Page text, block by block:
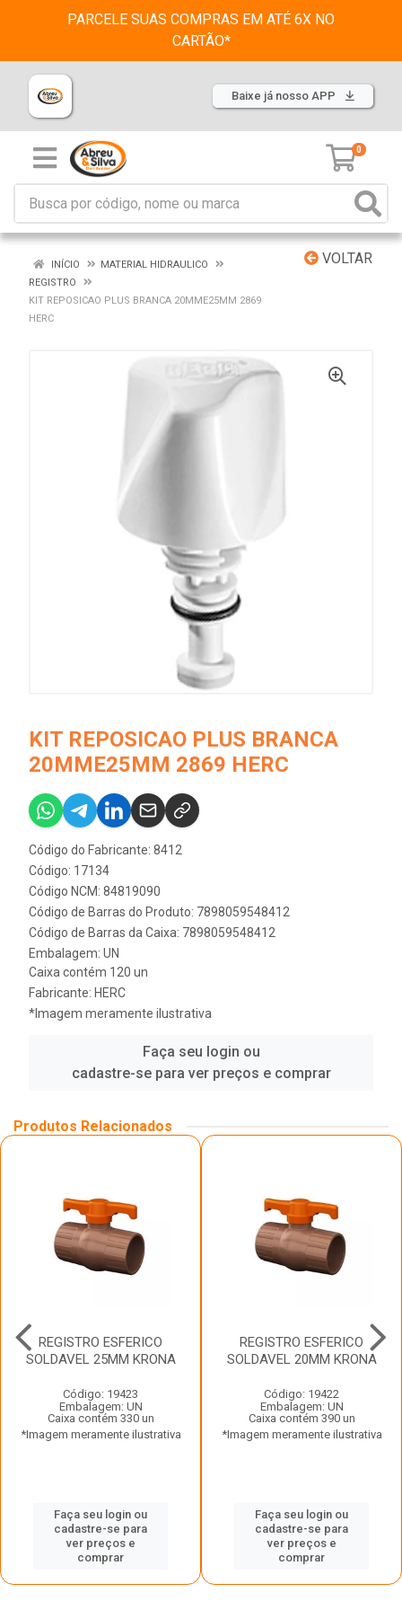
PARCELE SUAS COMPRAS EM ATÉ 6X NO
CARTÃO*
Baixe já nosso APP
0
VOLTAR
INÍCIO
MATERIAL HIDRAULICO
REGISTRO
KIT REPOSICAO PLUS BRANCA 20MME25MM 2869
HERC
KIT REPOSICAO PLUS BRANCA
20MME25MM 2869 HERC
Código do Fabricante: 8412
Código: 17134
Código NCM: 84819090
Código de Barras do Produto: 7898059548412
Código de Barras da Caixa: 7898059548412
Embalagem: UN
Caixa contém 120 un
Fabricante: HERC
*Imagem meramente ilustrativa
Faça seu login ou
cadastre-se para ver preços e comprar
Produtos Relacionados
REGISTRO ESFERICO
SOLDAVEL 25MM KRONA
Código: 19423
Embalagem: UN
Caixa contém 330 un
*Imagem meramente ilustrativa
Faça seu login ou
cadastre-se para
ver preços e
comprar
REGISTRO ESFERICO
SOLDAVEL 20MM KRONA
Código: 19422
Embalagem: UN
Caixa contém 390 un
*Imagem meramente ilustrativa
Faça seu login ou
cadastre-se para
ver preços e
comprar